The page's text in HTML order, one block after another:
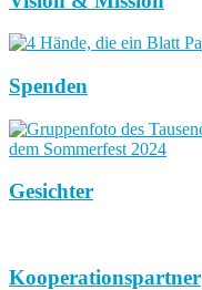
Spenden
Gesichter
Kooperationspartner